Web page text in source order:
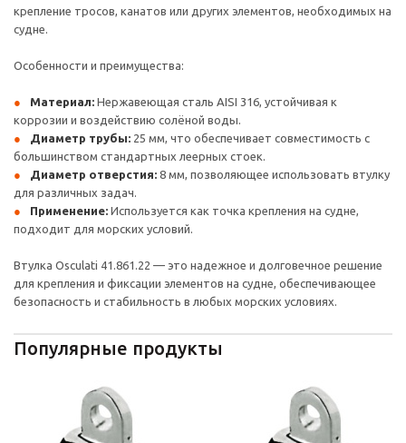
крепление тросов, канатов или других элементов, необходимых на
судне.
Особенности и преимущества:
Материал: Нержавеющая сталь AISI 316, устойчивая к
коррозии и воздействию солёной воды.
Диаметр трубы: 25 мм, что обеспечивает совместимость с
большинством стандартных леерных стоек.
Диаметр отверстия: 8 мм, позволяющее использовать втулку
для различных задач.
Применение: Используется как точка крепления на судне,
подходит для морских условий.
Втулка Osculati 41.861.22 — это надежное и долговечное решение
для крепления и фиксации элементов на судне, обеспечивающее
безопасность и стабильность в любых морских условиях.
Популярные продукты